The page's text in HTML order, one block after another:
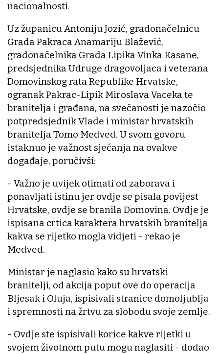
nacionalnosti.
Uz županicu Antoniju Jozić, gradonačelnicu
Grada Pakraca Anamariju Blažević,
gradonačelnika Grada Lipika Vinka Kasane,
predsjednika Udruge dragovoljaca i veterana
Domovinskog rata Republike Hrvatske,
ogranak Pakrac-Lipik Miroslava Vaceka te
branitelja i građana, na svečanosti je nazočio
potpredsjednik Vlade i ministar hrvatskih
branitelja Tomo Medved. U svom govoru
istaknuo je važnost sjećanja na ovakve
događaje, poručivši:
- Važno je uvijek otimati od zaborava i
ponavljati istinu jer ovdje se pisala povijest
Hrvatske, ovdje se branila Domovina. Ovdje je
ispisana crtica karaktera hrvatskih branitelja
kakva se rijetko mogla vidjeti - rekao je
Medved.
Ministar je naglasio kako su hrvatski
branitelji, od akcija poput ove do operacija
Bljesak i Oluja, ispisivali stranice domoljublja
i spremnosti na žrtvu za slobodu svoje zemlje.
- Ovdje ste ispisivali korice kakve rijetki u
svojem životnom putu mogu naglasiti - dodao